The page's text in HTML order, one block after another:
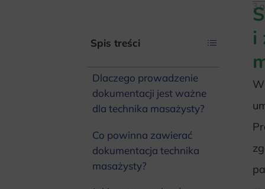
Spis treści
Dlaczego prowadzenie
dokumentacji jest ważne
dla technika masażysty?
Co powinna zawierać
dokumentacja technika
masażysty?
3
i